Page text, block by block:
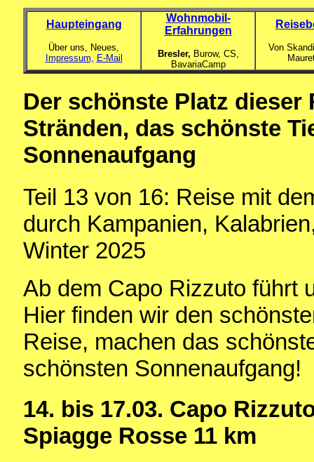
Haupteingang
Über uns, Neues,
Impressum, E-Mail
Wohnmobil-
Erfahrungen
Bresler, Burow, CS,
BavariaCamp
Von
Der schönste Platz dieser
Stränden, das schönste
Sonnenaufgang
Teil 13 von 16: Reise mit
durch Kampanien,
Winter 2025
Ab dem Capo Rizzuto führt
Hier finden wir den
Reise, machen das
schönsten Sonnenaufgang!
14. bis 17.03. Capo
Spiagge Rosse 11 km